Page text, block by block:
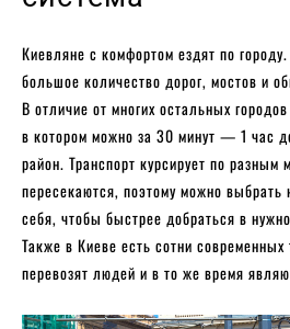
Киевляне с комфортом ездят по
большое количество дорог, мостов и
В отличие от многих остальных
в котором можно за 30 минут — 1 час
район. Транспорт курсирует по разным
пересекаются, поэтому можно
себя, чтобы быстрее добраться в
Также в Киеве есть сотни
перевозят людей и в то же время